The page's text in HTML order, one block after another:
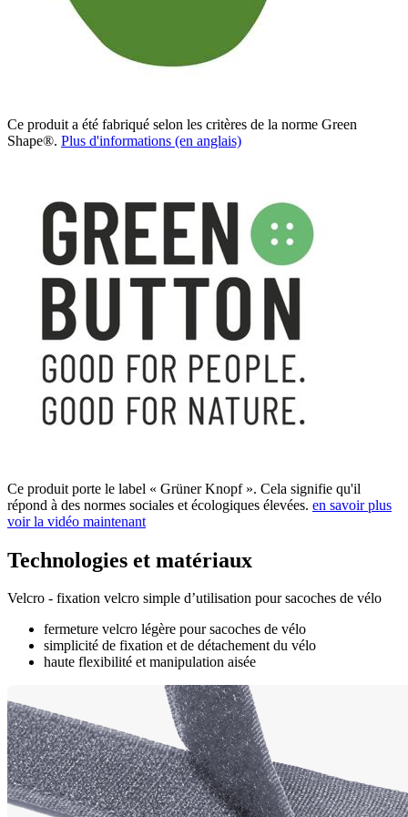
Ce produit a été fabriqué selon les critères de la norme Green
Shape®. Plus d'informations (en anglais)
Ce produit porte le label « Grüner Knopf ». Cela signifie qu'il
répond à des normes sociales et écologiques élevées. en savoir plus
voir la vidéo maintenant
Technologies et matériaux
Velcro - fixation velcro simple d’utilisation pour sacoches de vélo
fermeture velcro légère pour sacoches de vélo
simplicité de fixation et de détachement du vélo
haute flexibilité et manipulation aisée